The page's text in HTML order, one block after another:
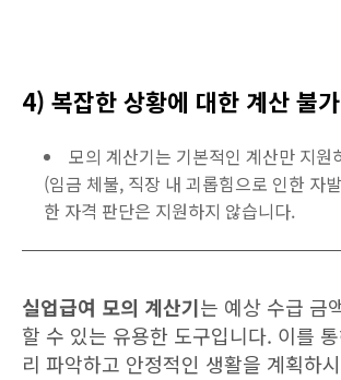
4) 복잡한 상황에 대한 계산 불가
모의 계산기는 기본적인 계산만 지원
(임금 체불, 직장 내 괴롭힘으로 인한 자
한 자격 판단은 지원하지 않습니다.
실업급여 모의 계산기는 예상 수급 금
할 수 있는 유용한 도구입니다. 이를
리 파악하고 안정적인 생활을 계획하